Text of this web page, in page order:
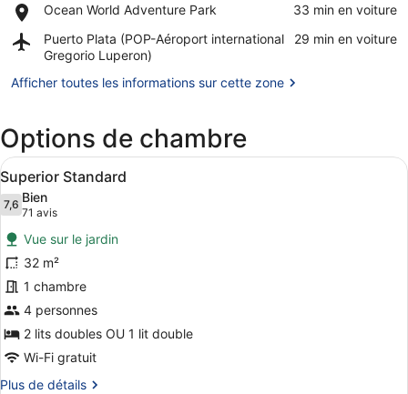
Playa
Dorada
Dorada
Ocean World Adventure Park
Place,
World
Adventure
‪33 min en voiture‬
Puerto Plata (POP-Aéroport international
Gregorio Luperon)
Airport,
Puerto
(POP-
Gregorio
Luperon)
‪29 min en voiture‬
Afficher toutes les informations sur cette zone
Options de chambre
Afficher
toutes
les
photos
pour
ce
type
de
chambre :
Superior
Standard
Une chambre d’hôtel avec un
5
Superior Standard
7,67,6 sur 10
Bien
71 avis
(71 avis)
Vue sur le jardin
32 m²
1 chambre
4 personnes
2 lits doubles OU 1 lit double
Wi-Fi gratuit
Plus de détails
Plus